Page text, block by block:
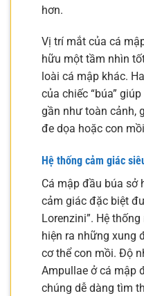
hơn.
Vị trí mắt của cá
hữu một tầm nhìn
loài cá mập khác.
của chiếc “búa”
gần như toàn cảnh,
đe dọa hoặc con
Hệ thống cảm giác
Cá mập đầu búa sở
cảm giác đặc biệt
Lorenzini”. Hệ
hiện ra những xung
cơ thể con mồi. Độ
Ampullae ở cá mập
chúng dễ dàng tìm